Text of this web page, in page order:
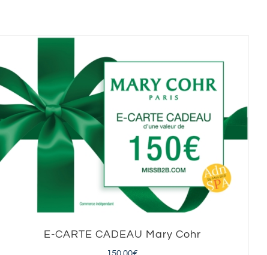
E-CARTE CADEAU Mary Cohr